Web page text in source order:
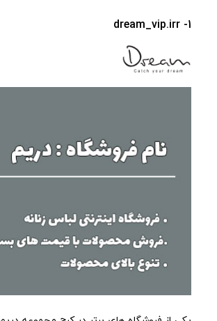
1- dream_vip.irr